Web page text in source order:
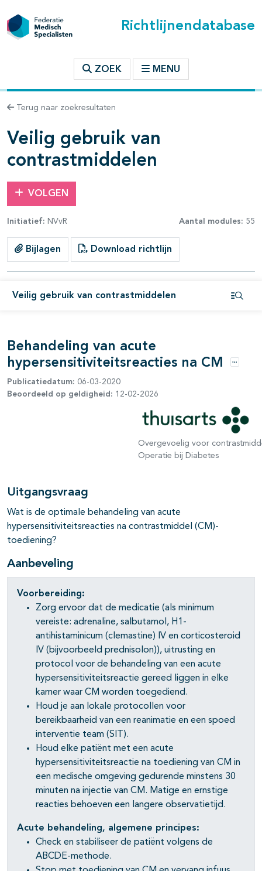
Richtlijnendatabase
ZOEK MENU
Terug naar zoekresultaten
Veilig gebruik van
contrastmiddelen
VOLGEN
Initiatief: NVvR Aantal modules: 55
Bijlagen Download richtlijn
Veilig gebruik van contrastmiddelen
binnen deze richtlijn
open- en dichtklappen
open- en dichtklappen
open- en dichtklappen
open- en dichtklappen
open- en dichtklappen
Behandeling van acute
hypersensitiviteitsreacties na CM
Opties
Publicatiedatum: 06-03-2020
Beoordeeld op geldigheid: 12-02-2026
Overgevoelig voor
Operatie bij Diabetes
Uitgangsvraag
Wat is de optimale behandeling van acute
hypersensitiviteitsreacties na contrastmiddel (CM)-
toediening?
Aanbeveling
Voorbereiding:
Zorg ervoor dat de medicatie (als minimum
vereiste: adrenaline, salbutamol, H1-
antihistaminicum (clemastine) IV en corticosteroid
IV (bijvoorbeeld prednisolon)), uitrusting en
protocol voor de behandeling van een acute
hypersensitiviteitsreactie gereed liggen in elke
kamer waar CM worden toegediend.
Houd je aan lokale protocollen voor
bereikbaarheid van een reanimatie en een spoed
interventie team (SIT).
Houd elke patiënt met een acute
hypersensitiviteitsreactie na toediening van CM in
een medische omgeving gedurende minstens 30
minuten na injectie van CM. Matige en ernstige
reacties behoeven een langere observatietijd.
Acute behandeling, algemene principes:
Check en stabiliseer de patiënt volgens de
ABCDE-methode.